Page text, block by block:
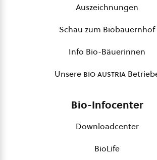
Auszeichnungen
Schau zum Biobauernhof
Info Bio-Bäuerinnen
Unsere bio austria
Bio-Infocenter
Downloadcenter
BioLife